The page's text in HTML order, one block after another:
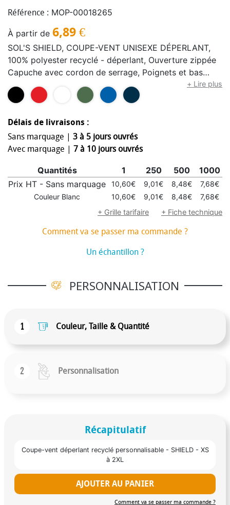
Référence : MOP-00018265
À partir de 6,89 €
SOL'S SHIELD, COUPE-VENT UNISEXE DÉPERLANT,
100% polyester recyclé - déperlant, Ouverture zippée
Capuche avec cordon de serrage, Poignets et bas
élastiqués, 2 poches avec fermeture velcro, Pliable
dans sa poche Coupe confortable. Pour la
tableau des tailles dans la section documentation du
produit. Capuche tombante pour le style
+ Lire plus
Délais de livraisons :
Sans marquage | 3 à 5 jours ouvrés
Avec marquage | 7 à 10 jours ouvrés
Quantités 1 250 500 1000
Prix HT - Sans marquage
10,60€ 9,01€ 8,48€ 7,68€
Couleur Blanc
10,60€ 9,01€ 8,48€ 7,68€
+ Grille tarifaire
+ Fiche technique
Comment va se passer ma commande ?
Un échantillon ?
PERSONNALISATION
1 Couleur, Taille & Quantité
2 Personnalisation
Récapitulatif
Coupe-vent déperlant recyclé personnalisable - SHIELD - XS
à 2XL
AJOUTER AU PANIER
Comment va se passer ma commande ?